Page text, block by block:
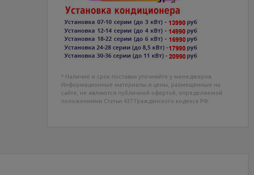
* Наличие и срок поставки уточняйте у менеджеров.
Информационные материалы и цены, размещенные на
сайте, не являются публичной офертой, определяемой
положениями Статьи 437 Гражданского кодекса РФ.